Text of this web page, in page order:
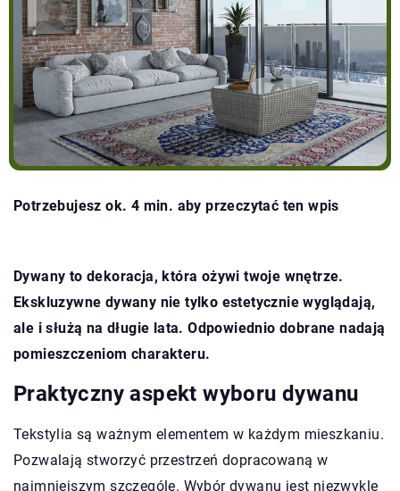
Potrzebujesz ok. 4 min. aby przeczytać ten wpis
Dywany to dekoracja, która ożywi twoje wnętrze.
Ekskluzywne dywany nie tylko estetycznie wyglądają,
ale i służą na długie lata. Odpowiednio dobrane nadają
pomieszczeniom charakteru.
Praktyczny aspekt wyboru dywanu
Tekstylia są ważnym elementem w każdym mieszkaniu.
Pozwalają stworzyć przestrzeń dopracowaną w
najmniejszym szczególe. Wybór dywanu jest niezwykle